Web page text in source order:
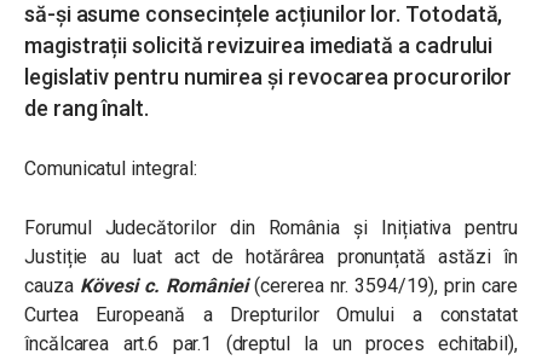
să-și asume consecințele acțiunilor lor. Totodată,
magistrații solicită revizuirea imediată a cadrului
legislativ pentru numirea și revocarea procurorilor
de rang înalt.
Comunicatul integral:
Forumul Judecătorilor din România și Inițiativa pentru
Justiție au luat act de hotărârea pronunțată astăzi în
cauza Kövesi c. României(cererea nr. 3594/19), prin care
Curtea Europeană a Drepturilor Omului a constatat
încălcarea art.6 par.1 (dreptul la un proces echitabil),